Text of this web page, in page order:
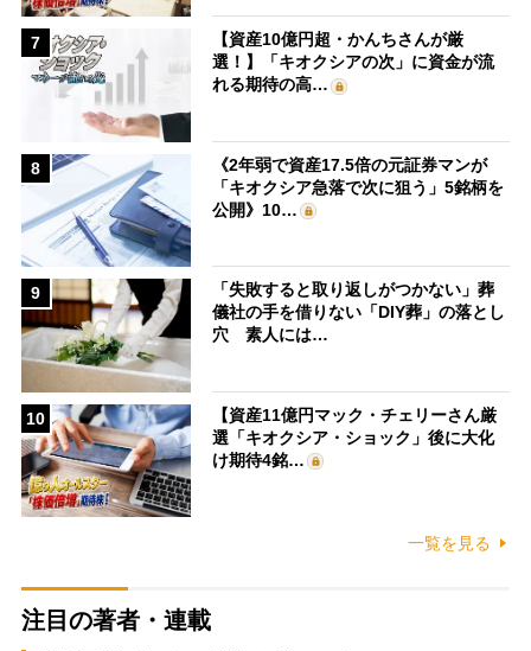
7
【資産10億円超・かんちさんが厳
選！】「キオクシアの次」に資金が流
れる期待の高…
8
《2年弱で資産17.5倍の元証券マンが
「キオクシア急落で次に狙う」5銘柄を
公開》10…
9
「失敗すると取り返しがつかない」葬
儀社の手を借りない「DIY葬」の落とし
穴 素人には…
10
【資産11億円マック・チェリーさん厳
選「キオクシア・ショック」後に大化
け期待4銘…
一覧を見る
注目の著者・連載